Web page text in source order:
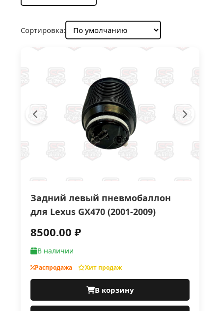
Сортировка:
Задний левый пневмобаллон
для Lexus GX470 (2001-2009)
8500.00 ₽
В наличии
Распродажа Хит продаж
В корзину